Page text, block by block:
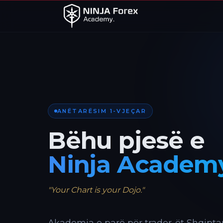
ANËTARËSIM 1-VJEÇAR
Bëhu pjesë e
Ninja
"Your Chart is your Dojo."